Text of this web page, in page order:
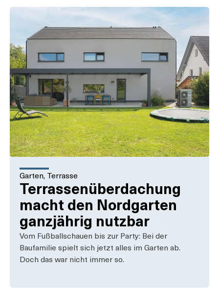
Garten, Terrasse
Terrassenüberdachung
macht den Nordgarten
ganzjährig nutzbar
Vom Fußballschauen bis zur Party: Bei der
Baufamilie spielt sich jetzt alles im Garten ab.
Doch das war nicht immer so.